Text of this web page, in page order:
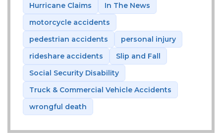
Hurricane Claims
In The News
motorcycle accidents
pedestrian accidents
personal injury
rideshare accidents
Slip and Fall
Social Security Disability
Truck & Commercial Vehicle Accidents
wrongful death